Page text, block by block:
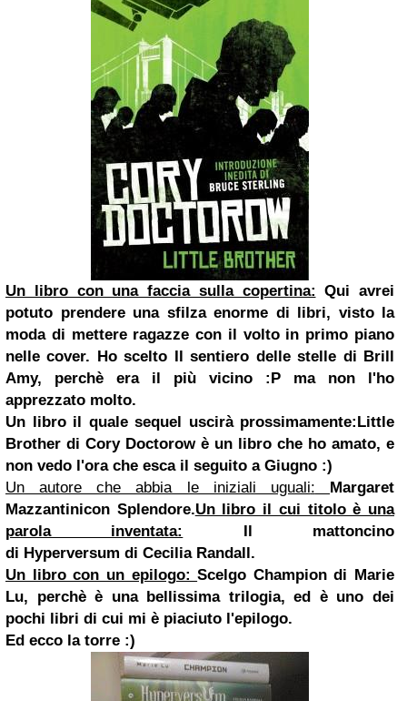
Un libro con una faccia sulla copertina: Qui avrei
potuto prendere una sfilza enorme di libri, visto la
moda di mettere ragazze con il volto in primo piano
nelle cover. Ho scelto
Il sentiero delle stelle di Brill
Amy, perchè era il più vicino :P ma non l'ho
apprezzato molto.
Un libro il quale sequel uscirà prossimamente: Little
Brother di Cory Doctorow è un libro che ho amato, e
non vedo l'ora che esca il seguito a Giugno :)
Un autore che abbia le iniziali uguali:
Margaret
Mazzantinicon Splendore.Un libro il cui titolo è una
parola inventata:
Il mattoncino
di Hyperversum di Cecilia Randall.
Un libro con un epilogo:Scelgo Championdi
Marie
Lu, perchè è una bellissima trilogia, ed è uno dei
pochi libri di cui mi è piaciuto l'epilogo.
Ed ecco la torre :)